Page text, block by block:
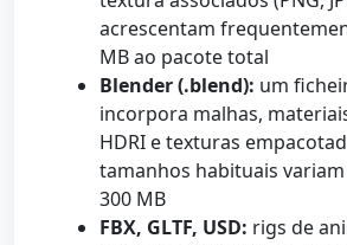
acrescentam
MB ao pacote total
Blender (.blend): um
incorpora malhas,
HDRI e texturas
tamanhos habituais
300 MB
FBX, GLTF, USD: rigs de